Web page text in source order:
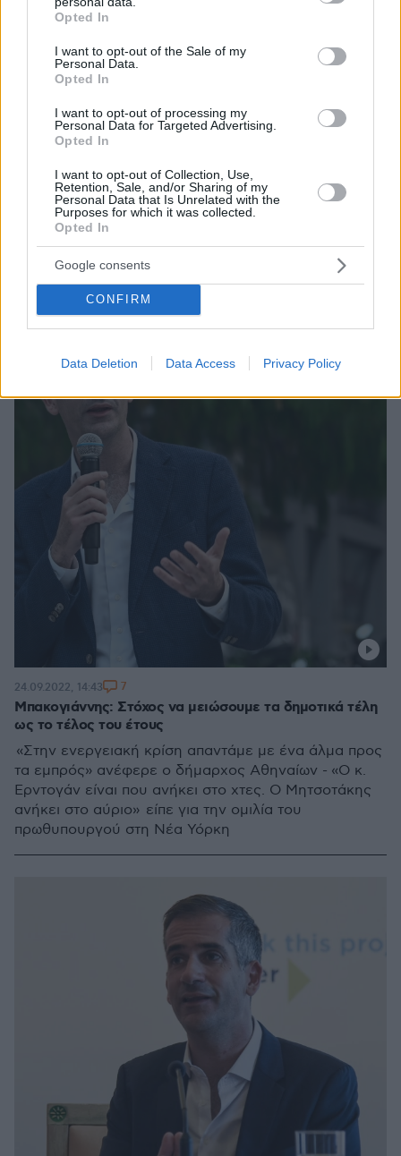
grant or deny consent to Google and its third-party tags to
use your data for below specified purposes in below Google
consent section.
Opted In
I want to opt-out of the Sale of my
Personal Data.
Opted In
I want to opt-out of processing my
Personal Data for Targeted Advertising.
Opted In
I want to opt-out of Collection, Use,
Retention, Sale, and/or Sharing of my
Personal Data that Is Unrelated with the
Purposes for which it was collected.
Opted In
Google consents
CONFIRM
Data Deletion Data Access Privacy Policy
Οριζόντια μείωση δημοτικών τελών κατά 5%
προανήγγειλε ο Μπακογιάννης
Η μείωση θα είναι οριζόντια για όλους τους
Αθηναίους
Μπακογιάννης: Στόχος να μειώσουμε τα δημοτικά τέλη
ως το τέλος του έτους
«Στην ενεργειακή κρίση απαντάμε με ένα άλμα προς
τα εμπρός» ανέφερε ο δήμαρχος Αθηναίων - «Ο κ.
Ερντογάν είναι που ανήκει στο χτες. Ο Μητσοτάκης
ανήκει στο αύριο» είπε για την ομιλία του
πρωθυπουργού στη Νέα Υόρκη
24.09.2022, 14:43 7